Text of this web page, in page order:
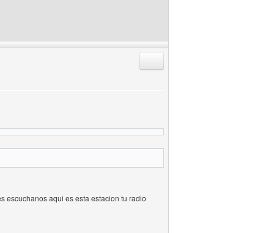
escuchanos aqui es esta estacion tu radio